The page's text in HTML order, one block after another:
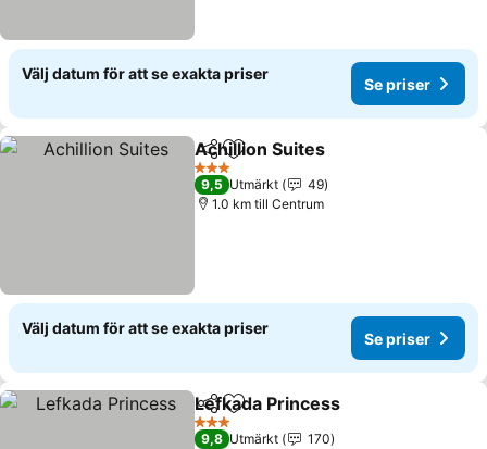
Välj datum för att se exakta priser
Se priser
Dela Lägg till i Mina Favoriter
Achillion Suites
3 Stjärnor
9,5 Utmärkt
49
1.0 km till Centrum
Välj datum för att se exakta priser
Se priser
Dela Lägg till i Mina Favoriter
Lefkada Princess
3 Stjärnor
9,8 Utmärkt
170